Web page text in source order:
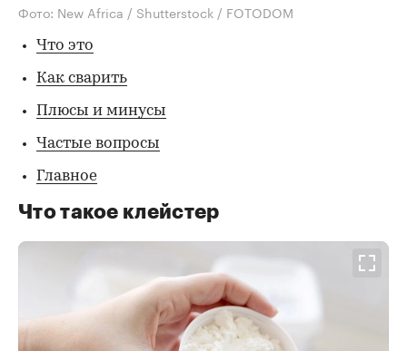
Фото: New Africa / Shutterstock / FOTODOM
Что это
Как сварить
Плюсы и минусы
Частые вопросы
Главное
Что такое клейстер